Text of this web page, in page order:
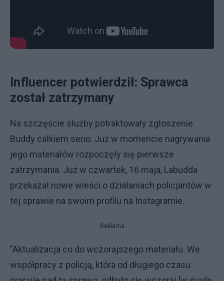
Influencer potwierdził: Sprawca
został zatrzymany
Na szczęście służby potraktowały zgłoszenie
Buddy całkiem serio. Już w momencie nagrywania
jego materiałów rozpoczęły się pierwsze
zatrzymania. Już w czwartek, 16 maja, Labudda
przekazał nowe wieści o działaniach policjantów w
tej sprawie na swoim profilu na Instagramie.
Reklama
"Aktualizacja co do wczorajszego materiału. We
współpracy z policją, która od długiego czasu